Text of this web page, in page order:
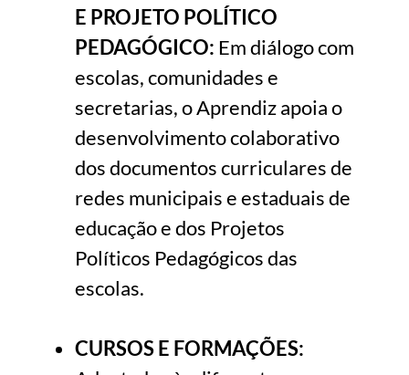
E PROJETO POLÍTICO
PEDAGÓGICO: Em diálogo com
escolas, comunidades e
secretarias, o Aprendiz apoia o
desenvolvimento colaborativo
dos documentos curriculares de
redes municipais e estaduais de
educação e dos Projetos
Políticos Pedagógicos das
escolas.
CURSOS E FORMAÇÕES: